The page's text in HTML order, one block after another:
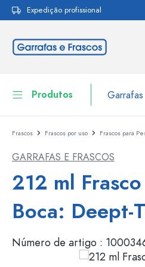
Saltar para a
Expedição profissional
Produtos Garrafas
Garrafas
Recipiente de armazenamento
Louça de mesa
Embalagens cosméticas
Frascos Frascos por uso Frascos para
GARRAFAS E FRASCOS
212 ml
Boca: Deept-
Número de artigo :